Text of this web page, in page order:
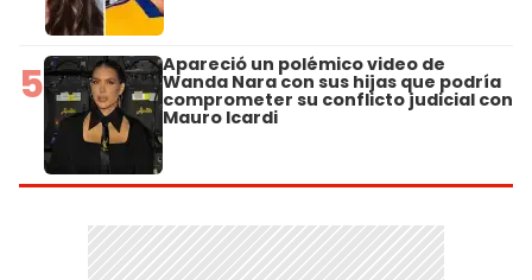
5 Apareció un polémico video de
Wanda Nara con sus hijas que podría
comprometer su conflicto judicial con
Mauro Icardi